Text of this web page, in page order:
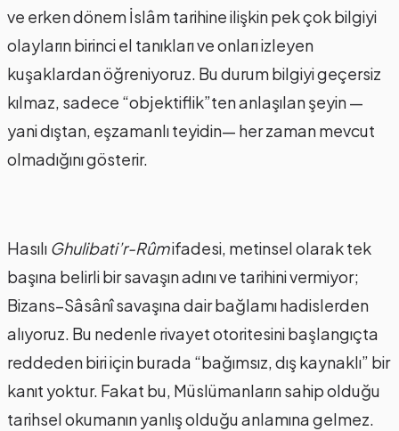
ve erken dönem İslâm tarihine ilişkin pek çok bilgiyi
olayların birinci el tanıkları ve onları izleyen
kuşaklardan öğreniyoruz. Bu durum bilgiyi geçersiz
kılmaz, sadece “objektiflik”ten anlaşılan şeyin —
yani dıştan, eşzamanlı teyidin— her zaman mevcut
olmadığını gösterir.
Hasılı Ghulibati’r-Rûmifadesi, metinsel olarak tek
başına belirli bir savaşın adını ve tarihini vermiyor;
Bizans–Sâsânî savaşına dair bağlamı hadislerden
alıyoruz. Bu nedenle rivayet otoritesini başlangıçta
reddeden biri için burada “bağımsız, dış kaynaklı” bir
kanıt yoktur. Fakat bu, Müslümanların sahip olduğu
tarihsel okumanın yanlış olduğu anlamına gelmez.